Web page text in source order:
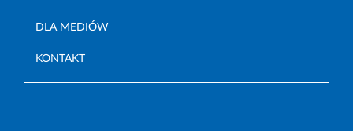
DLA MEDIÓW
KONTAKT